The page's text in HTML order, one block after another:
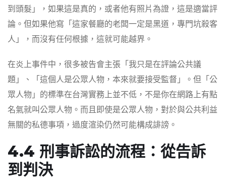
到頭髮」，如果這是真的，或者他有照片為證，這是適當評
論。但如果他寫「這家餐廳的老闆一定是黑道，專門坑殺客
人」，而沒有任何根據，這就可能越界。
在炎上事件中，很多被告會主張「我只是在評論公共議
題」、「這個人是公眾人物，本來就要接受監督」。但「公
眾人物」的標準在台灣實務上並不低，不是你在網路上有點
名氣就叫公眾人物。而且即使是公眾人物，對於與公共利益
無關的私德事項，過度渲染仍然可能構成誹謗。
4.4 刑事訴訟的流程：從告訴
到判決